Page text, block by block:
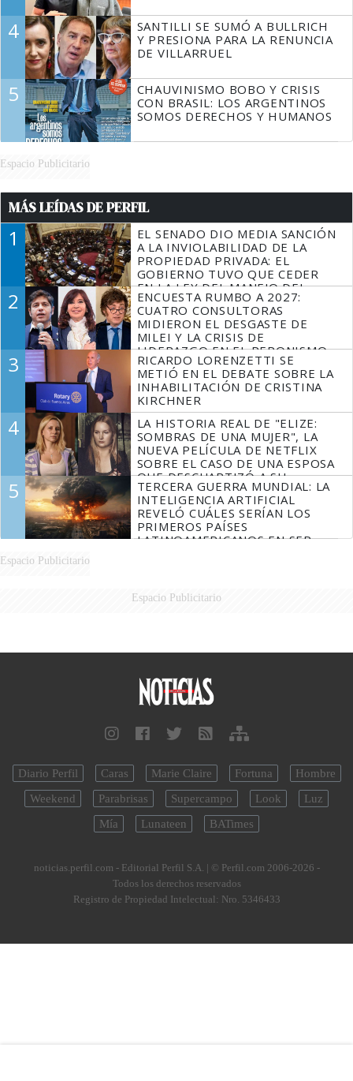
4
SANTILLI SE SUMÓ A BULLRICH
Y PRESIONA PARA LA RENUNCIA
DE VILLARRUEL
5
CHAUVINISMO BOBO Y CRISIS
CON BRASIL: LOS ARGENTINOS
SOMOS DERECHOS Y HUMANOS
Espacio Publicitario
MÁS LEÍDAS DE PERFIL
1
EL SENADO DIO MEDIA SANCIÓN
A LA INVIOLABILIDAD DE LA
PROPIEDAD PRIVADA: EL
GOBIERNO TUVO QUE CEDER
EN LA LEY DEL MANEJO DEL
FUEGO
2
ENCUESTA RUMBO A 2027:
CUATRO CONSULTORAS
MIDIERON EL DESGASTE DE
MILEI Y LA CRISIS DE
LIDERAZGO EN EL PERONISMO
3
RICARDO LORENZETTI SE
METIÓ EN EL DEBATE SOBRE LA
INHABILITACIÓN DE CRISTINA
KIRCHNER
4
LA HISTORIA REAL DE "ELIZE:
SOMBRAS DE UNA MUJER", LA
NUEVA PELÍCULA DE NETFLIX
SOBRE EL CASO DE UNA ESPOSA
QUE DESCUARTIZÓ A SU
MARIDO
5
TERCERA GUERRA MUNDIAL: LA
INTELIGENCIA ARTIFICIAL
REVELÓ CUÁLES SERÍAN LOS
PRIMEROS PAÍSES
LATINOAMERICANOS EN SER
Espacio Publicitario
Espacio Publicitario
Diario Perfil Caras Marie Claire Fortuna
Hombre
Weekend
Parabrisas Supercampo Look
Luz
Mía
Lunateen BATimes
noticias.perfil.com - Editorial Perfil S.A. | © Perfil.com 2006-2026 -
Todos los derechos reservados
Registro de Propiedad Intelectual: Nro. 5346433